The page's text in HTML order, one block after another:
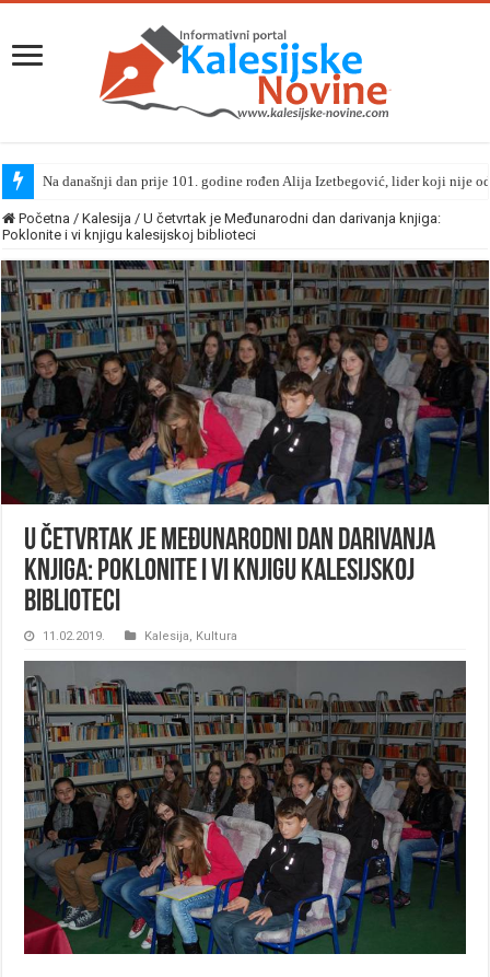
Na današnji dan prije 101. godine rođen Alija Izetbegović, lider koji nije
Početna / Kalesija / U četvrtak je Međunarodni dan darivanja knjiga:
Poklonite i vi knjigu kalesijskoj biblioteci
U četvrtak je Međunarodni dan darivanja
knjiga: Poklonite i vi knjigu kalesijskoj
biblioteci
11.02.2019. Kalesija, Kultura